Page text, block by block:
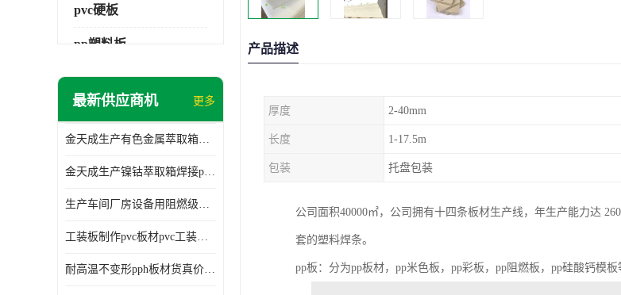
pvc硬板
pp塑料板
pvc萃取板
最新供应商机 更多
金天成生产有色金属萃取箱焊接pvc板
金天成生产镍钴萃取箱焊接pvc萃取板
生产车间厂房设备用阻燃级别pp硬板
工装板制作pvc板材pvc工装板材可折弯
耐高温不变形pph板材货真价值pph板材
产品描述
厚度 2-40mm
长度 1-17.5m
包装 托盘包装
公司面积40000㎡，公司拥有十四条板材生产线，年生产能力达
套的塑料焊条。
pp板：分为pp板材，pp米色板，pp彩板，pp阻燃板，pp硅酸钙模板